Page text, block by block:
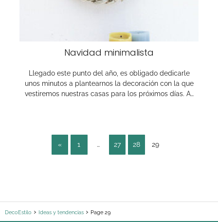
Navidad minimalista
Llegado este punto del año, es obligado dedicarle
unos minutos a plantearnos la decoración con la que
vestiremos nuestras casas para los próximos días. A…
« 1 … 27 28 29
DecoEstilo Ideas y tendencias Page 29